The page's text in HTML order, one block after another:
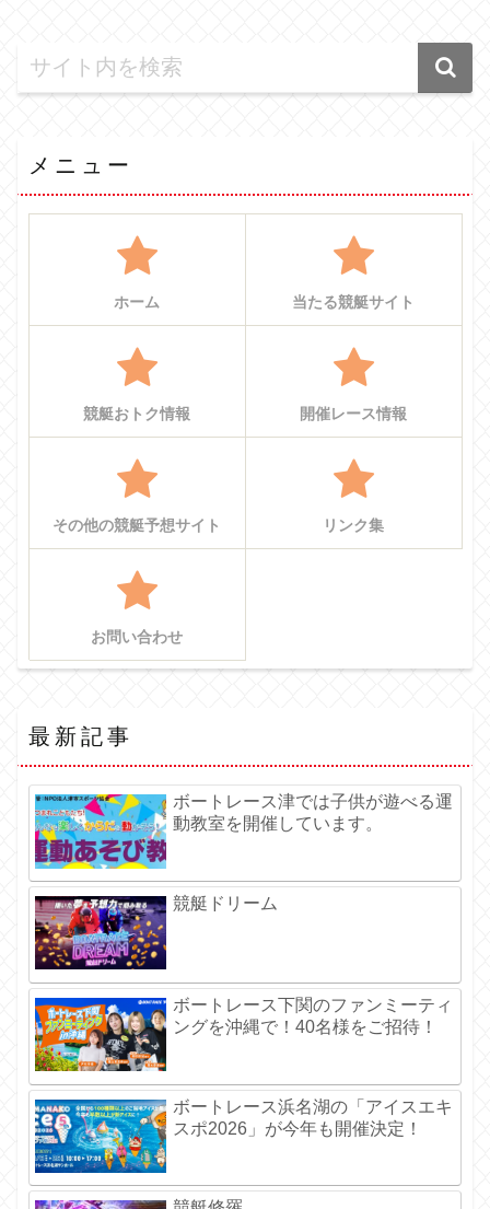
メニュー
ホーム 当たる競艇サイト
競艇おトク情報 開催レース情報
その他の競艇予想サイト リンク集
お問い合わせ
最新記事
ボートレース津では子供が遊べる運
動教室を開催しています。
競艇ドリーム
ボートレース下関のファンミーティ
ングを沖縄で！40名様をご招待！
ボートレース浜名湖の「アイスエキ
スポ2026」が今年も開催決定！